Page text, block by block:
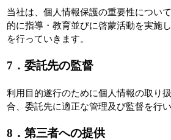
当社は、個人情報保護の重要性につい
的に指導・教育並びに啓蒙活動を実施
を行っていきます。
7 ．委託先の監督
利用目的遂行のために個人情報の取り
合、委託先に適正な管理及び監督を行い
8 ．第三者への提供